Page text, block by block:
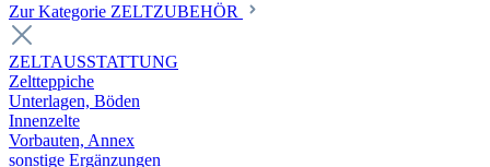
Zur Kategorie ZELTZUBEHÖR
ZELTAUSSTATTUNG
Zeltteppiche
Unterlagen, Böden
Innenzelte
Vorbauten, Annex
sonstige Ergänzungen